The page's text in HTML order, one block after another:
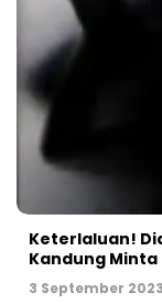
Keterlaluan!
Kandung
3 September